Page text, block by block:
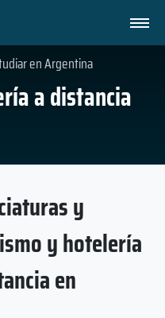
a distancia
en Argentina
y
y hotelería
en